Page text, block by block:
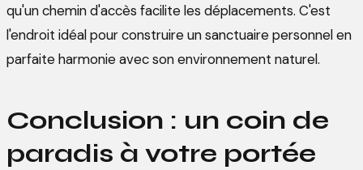
qu'un chemin d'accès facilite les déplacements. C'est
l'endroit idéal pour construire un sanctuaire personnel en
parfaite harmonie avec son environnement naturel.
Conclusion : un coin de
paradis à votre portée